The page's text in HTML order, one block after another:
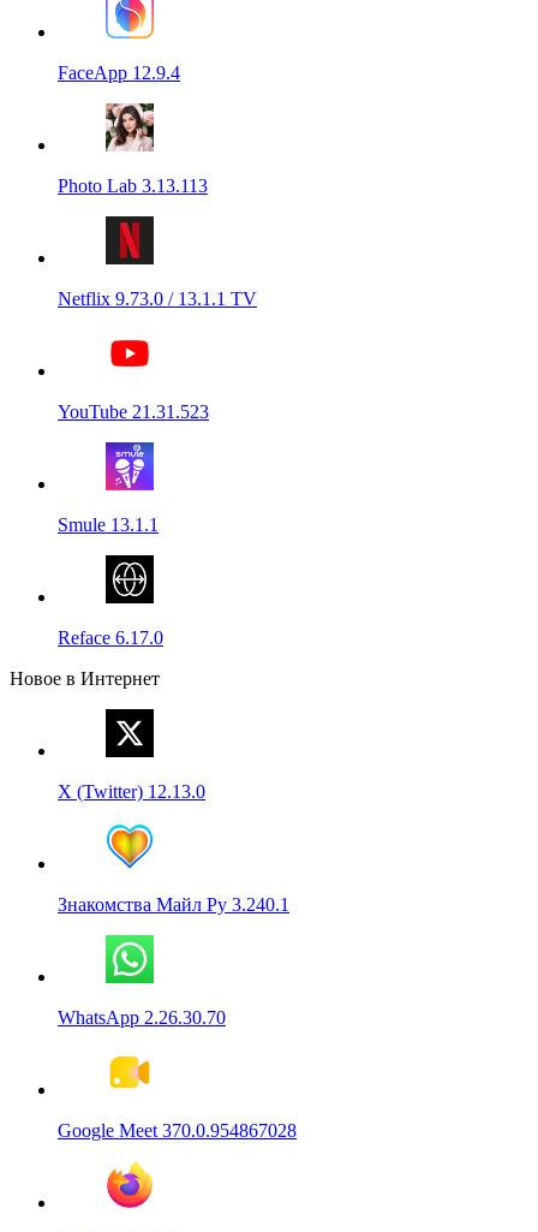
FaceApp 12.9.4
Photo Lab 3.13.113
Netflix 9.73.0 / 13.1.1 TV
YouTube 21.31.523
Smule 13.1.1
Reface 6.17.0
Новое в Интернет
X (Twitter) 12.13.0
Знакомства Майл Ру 3.240.1
WhatsApp 2.26.30.70
Google Meet 370.0.954867028